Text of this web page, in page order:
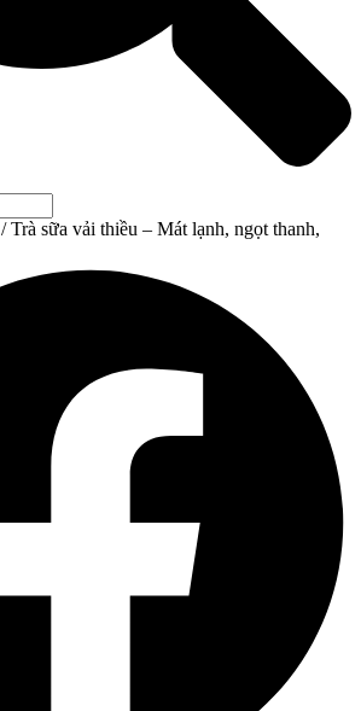
/ Trà sữa vải thiều – Mát lạnh, ngọt thanh,